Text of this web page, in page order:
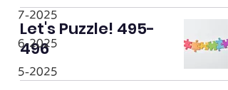
7-2025
6-2025
5-2025
Let's Puzzle! 495-
496